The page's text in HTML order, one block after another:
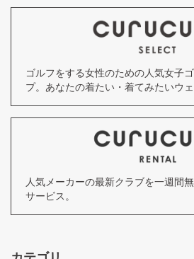
ゴルフをする女性のための人気女子
プ。あなたの着たい・着てみたいウ
人気メーカーの最新クラブを一週間
サービス。